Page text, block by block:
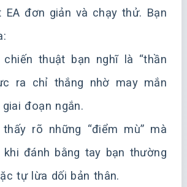
EA đơn giản và chạy thử. Bạn
thuật bạn nghĩ là “thần
ra chỉ thắng nhờ may mắn
đoạn ngắn.
rõ những “điểm mù” mà
đánh bằng tay bạn thường
tự lừa dối bản thân.